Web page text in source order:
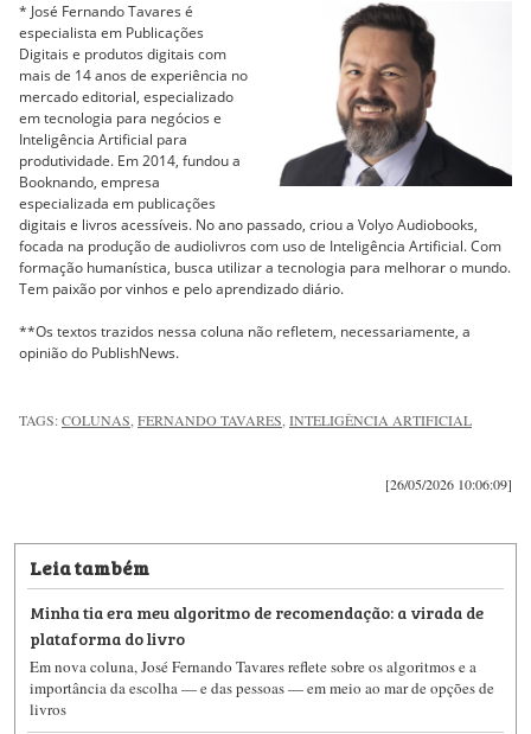
* José Fernando Tavares é
especialista em Publicações
Digitais e produtos digitais com
mais de 14 anos de experiência no
mercado editorial, especializado
em tecnologia para negócios e
Inteligência Artificial para
produtividade. Em 2014, fundou a
Booknando, empresa
especializada em publicações
digitais e livros acessíveis. No ano passado, criou a Volyo Audiobooks,
focada na produção de audiolivros com uso de Inteligência Artificial. Com
formação humanística, busca utilizar a tecnologia para melhorar o mundo.
Tem paixão por vinhos e pelo aprendizado diário.
**Os textos trazidos nessa coluna não refletem, necessariamente, a
opinião do PublishNews.
TAGS:COLUNAS FERNANDO TAVARES INTELIGÊNCIA ARTIFICIAL
[26/05/2026 10:06:09]
Leia também
Minha tia era meu algoritmo de recomendação: a virada de
plataforma do livro
Em nova coluna, José Fernando Tavares reflete sobre os algoritmos e a
importância da escolha — e das pessoas — em meio ao mar de opções de
livros